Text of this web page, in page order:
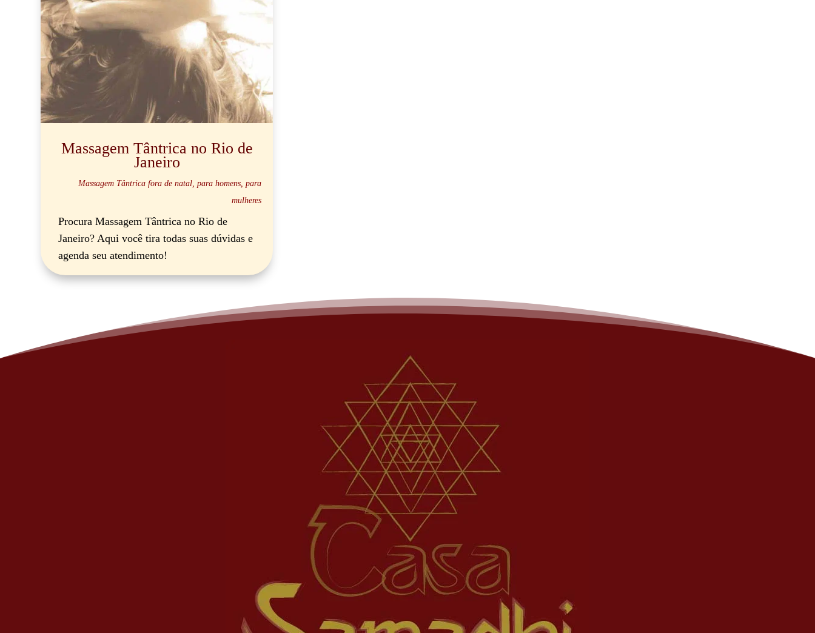
Massagem Tântrica no Rio de
Janeiro
Massagem Tântrica fora de natal,para homens,para
mulheres
Procura Massagem Tântrica no Rio de
Janeiro? Aqui você tira todas suas dúvidas e
agenda seu atendimento!